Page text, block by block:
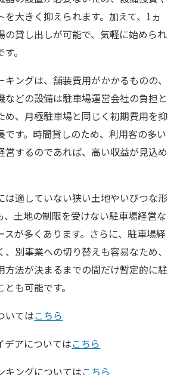
を大きく抑えられます。加えて、1ヵ
の貸し出しが可能で、気軽に始められ
。
ングは、舗装費用がかかるものの、
などの設備は駐車場運営会社の負担と
め、月極駐車場と同じく初期費用を抑
です。時間貸しのため、利用客の多い
営するのであれば、高い収益が見込め
は適していない狭い土地やいびつな形
、土地の制限を受けない駐車場経営な
スが多くあります。さらに、駐車場経
、別事業への切り替えも容易なため、
方法が決まるまでの間だけ暫定的に駐
も可能です。
いてはこちら
アについてはこちら
ングについてはこちら